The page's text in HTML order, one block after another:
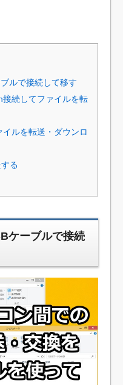
ルで接続して移す
続してファイルを転
ルを転送・ダウンロ
る
ケーブルで接続